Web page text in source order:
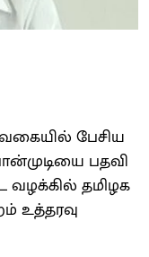
வகையில் பேசிய
பதவி
தமிழக
உத்தரவு